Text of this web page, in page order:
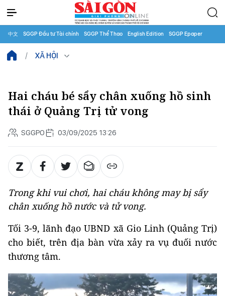
中文 SGGP Đầu tư Tài chính SGGP Thể Thao English Edition SGGP Epaper
XÃ HỘI
Hai cháu bé sẩy chân xuống hồ sinh
thái ở Quảng Trị tử vong
SGGPO 03/09/2025 13:26
Trong khi vui chơi, hai cháu không may bị sẩy
chân xuống hồ nước và tử vong.
Tối 3-9, lãnh đạo UBND xã Gio Linh (Quảng Trị)
cho biết, trên địa bàn vừa xảy ra vụ đuối nước
thương tâm.